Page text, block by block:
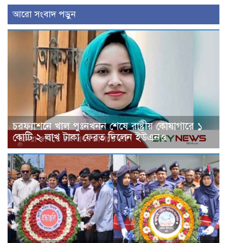
আরো সংবাদ পড়ুন
চরফ্যাশনে খাল পুঃনখনন শেষে রাষ্ট্রীয় কোষাগারে ১
কোটি ২ লাখ টাকা ফেরত দিলেন ইউএনও